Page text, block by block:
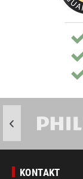
KONTAKT